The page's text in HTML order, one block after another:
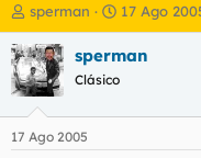
I
n
i
c
i
a
d
o
sperman
F
e
c
i
17 Ago
sperman
Clásico
17 Ago 2005